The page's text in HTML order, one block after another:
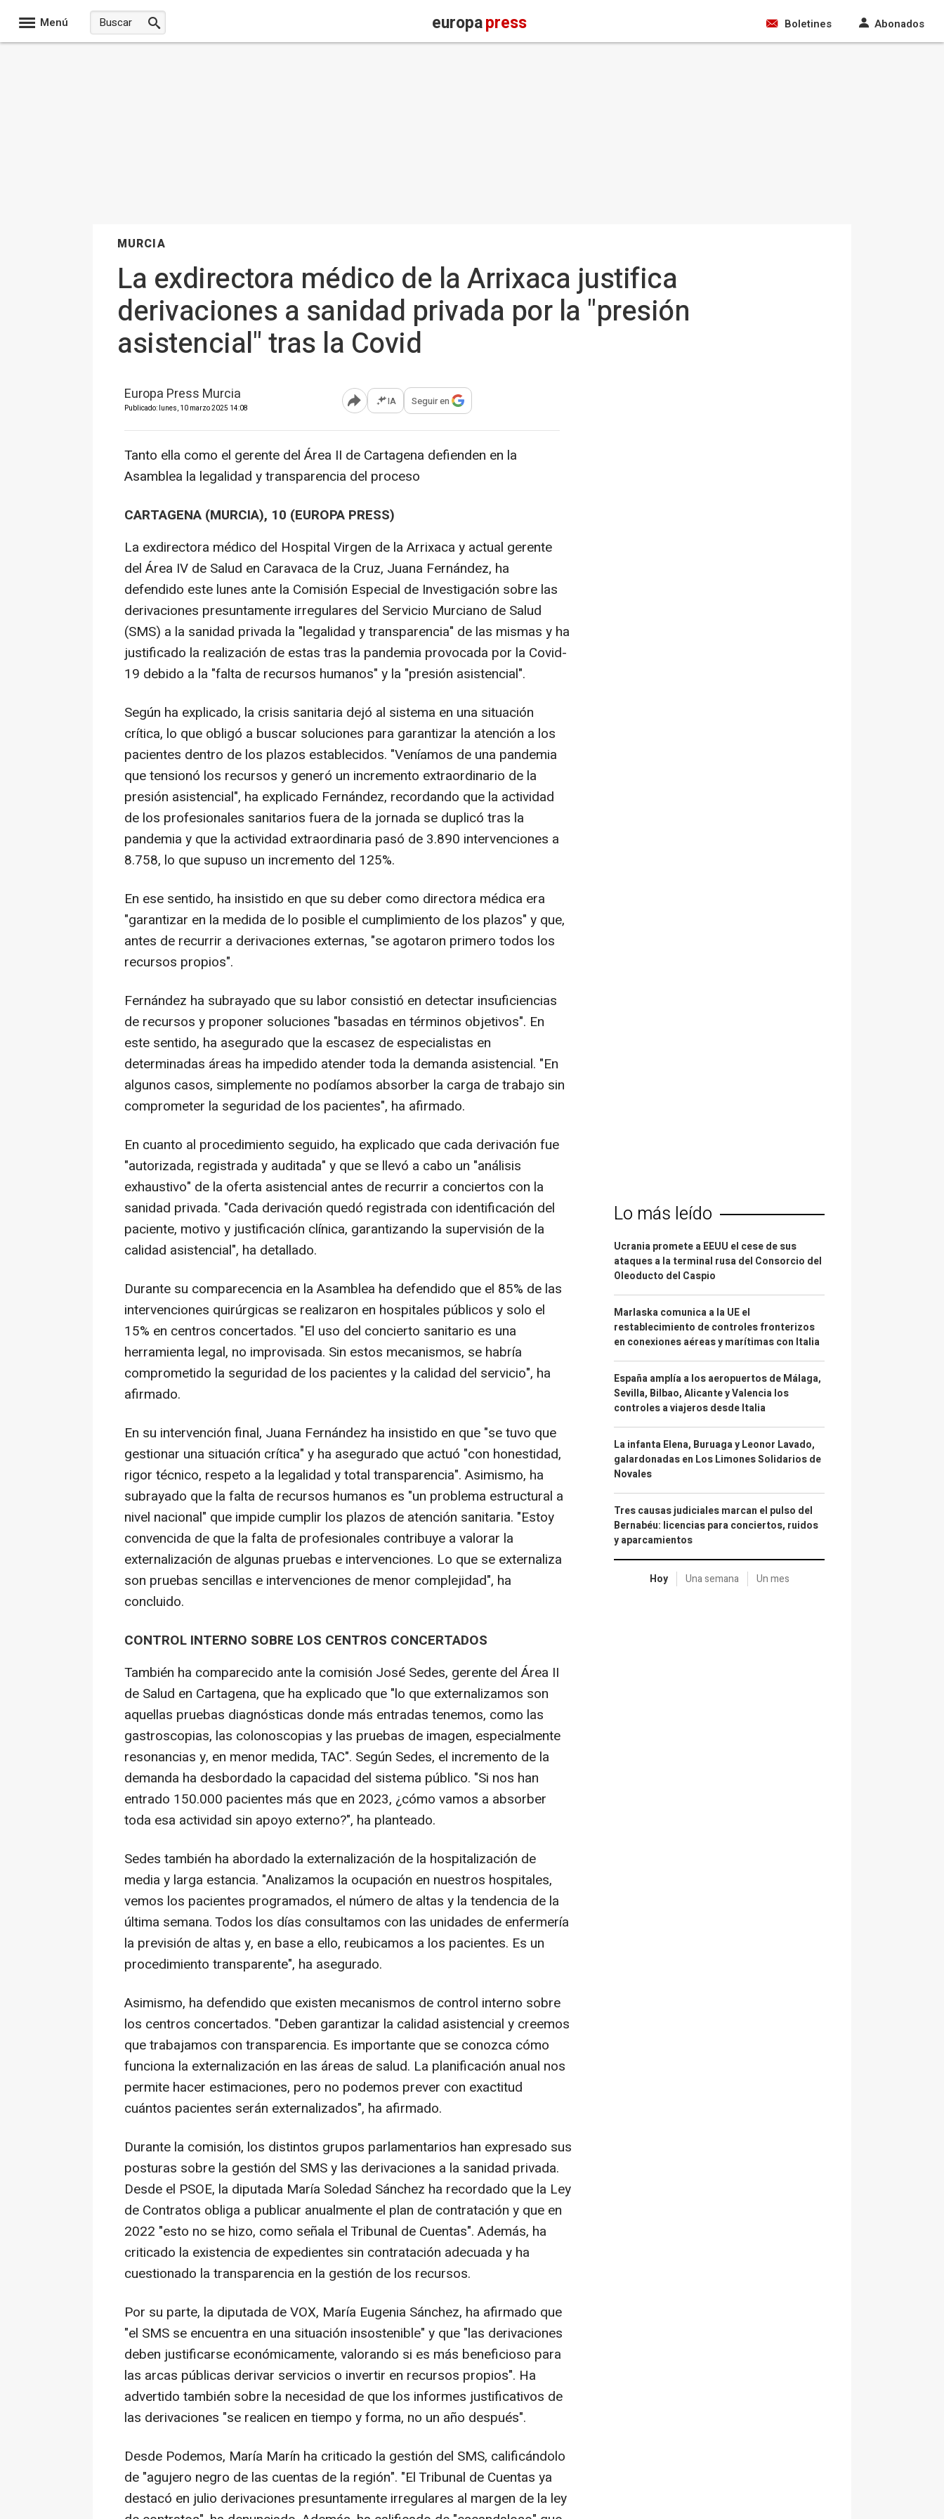
Menú europapress Boletines Abonados
MURCIA
La exdirectora médico de la Arrixaca justifica
derivaciones a sanidad privada por la "presión
asistencial" tras la Covid
Europa Press Murcia
Publicado: lunes, 10 marzo 2025 14:08 Abrir opciones para compartir
IA Seguir en
Tanto ella como el gerente del Área II de Cartagena defienden en la
Asamblea la legalidad y transparencia del proceso
CARTAGENA (MURCIA), 10 (EUROPA PRESS)
La exdirectora médico del Hospital Virgen de la Arrixaca y actual gerente
del Área IV de Salud en Caravaca de la Cruz, Juana Fernández, ha
defendido este lunes ante la Comisión Especial de Investigación sobre las
derivaciones presuntamente irregulares del Servicio Murciano de Salud
(SMS) a la sanidad privada la "legalidad y transparencia" de las mismas y ha
justificado la realización de estas tras la pandemia provocada por la Covid-
19 debido a la "falta de recursos humanos" y la "presión asistencial".
Según ha explicado, la crisis sanitaria dejó al sistema en una situación
crítica, lo que obligó a buscar soluciones para garantizar la atención a los
pacientes dentro de los plazos establecidos. "Veníamos de una pandemia
que tensionó los recursos y generó un incremento extraordinario de la
presión asistencial", ha explicado Fernández, recordando que la actividad
de los profesionales sanitarios fuera de la jornada se duplicó tras la
pandemia y que la actividad extraordinaria pasó de 3.890 intervenciones a
8.758, lo que supuso un incremento del 125%.
En ese sentido, ha insistido en que su deber como directora médica era
"garantizar en la medida de lo posible el cumplimiento de los plazos" y que,
antes de recurrir a derivaciones externas, "se agotaron primero todos los
recursos propios".
Fernández ha subrayado que su labor consistió en detectar insuficiencias
de recursos y proponer soluciones "basadas en términos objetivos". En
este sentido, ha asegurado que la escasez de especialistas en
determinadas áreas ha impedido atender toda la demanda asistencial. "En
algunos casos, simplemente no podíamos absorber la carga de trabajo sin
comprometer la seguridad de los pacientes", ha afirmado.
En cuanto al procedimiento seguido, ha explicado que cada derivación fue
"autorizada, registrada y auditada" y que se llevó a cabo un "análisis
exhaustivo" de la oferta asistencial antes de recurrir a conciertos con la
sanidad privada. "Cada derivación quedó registrada con identificación del
paciente, motivo y justificación clínica, garantizando la supervisión de la
calidad asistencial", ha detallado.
Durante su comparecencia en la Asamblea ha defendido que el 85% de las
intervenciones quirúrgicas se realizaron en hospitales públicos y solo el
15% en centros concertados. "El uso del concierto sanitario es una
herramienta legal, no improvisada. Sin estos mecanismos, se habría
comprometido la seguridad de los pacientes y la calidad del servicio", ha
afirmado.
En su intervención final, Juana Fernández ha insistido en que "se tuvo que
gestionar una situación crítica" y ha asegurado que actuó "con honestidad,
rigor técnico, respeto a la legalidad y total transparencia". Asimismo, ha
subrayado que la falta de recursos humanos es "un problema estructural a
nivel nacional" que impide cumplir los plazos de atención sanitaria. "Estoy
convencida de que la falta de profesionales contribuye a valorar la
externalización de algunas pruebas e intervenciones. Lo que se externaliza
son pruebas sencillas e intervenciones de menor complejidad", ha
concluido.
CONTROL INTERNO SOBRE LOS CENTROS CONCERTADOS
También ha comparecido ante la comisión José Sedes, gerente del Área II
de Salud en Cartagena, que ha explicado que "lo que externalizamos son
aquellas pruebas diagnósticas donde más entradas tenemos, como las
gastroscopias, las colonoscopias y las pruebas de imagen, especialmente
resonancias y, en menor medida, TAC". Según Sedes, el incremento de la
demanda ha desbordado la capacidad del sistema público. "Si nos han
entrado 150.000 pacientes más que en 2023, ¿cómo vamos a absorber
toda esa actividad sin apoyo externo?", ha planteado.
Sedes también ha abordado la externalización de la hospitalización de
media y larga estancia. "Analizamos la ocupación en nuestros hospitales,
vemos los pacientes programados, el número de altas y la tendencia de la
última semana. Todos los días consultamos con las unidades de enfermería
la previsión de altas y, en base a ello, reubicamos a los pacientes. Es un
procedimiento transparente", ha asegurado.
Asimismo, ha defendido que existen mecanismos de control interno sobre
los centros concertados. "Deben garantizar la calidad asistencial y creemos
que trabajamos con transparencia. Es importante que se conozca cómo
funciona la externalización en las áreas de salud. La planificación anual nos
permite hacer estimaciones, pero no podemos prever con exactitud
cuántos pacientes serán externalizados", ha afirmado.
Durante la comisión, los distintos grupos parlamentarios han expresado sus
posturas sobre la gestión del SMS y las derivaciones a la sanidad privada.
Desde el PSOE, la diputada María Soledad Sánchez ha recordado que la Ley
de Contratos obliga a publicar anualmente el plan de contratación y que en
2022 "esto no se hizo, como señala el Tribunal de Cuentas". Además, ha
criticado la existencia de expedientes sin contratación adecuada y ha
cuestionado la transparencia en la gestión de los recursos.
Por su parte, la diputada de VOX, María Eugenia Sánchez, ha afirmado que
"el SMS se encuentra en una situación insostenible" y que "las derivaciones
deben justificarse económicamente, valorando si es más beneficioso para
las arcas públicas derivar servicios o invertir en recursos propios". Ha
advertido también sobre la necesidad de que los informes justificativos de
las derivaciones "se realicen en tiempo y forma, no un año después".
Desde Podemos, María Marín ha criticado la gestión del SMS, calificándolo
de "agujero negro de las cuentas de la región". "El Tribunal de Cuentas ya
destacó en julio derivaciones presuntamente irregulares al margen de la ley
Lo más leído
Ucrania promete a EEUU el cese de sus
ataques a la terminal rusa del Consorcio del
Oleoducto del Caspio
Marlaska comunica a la UE el
restablecimiento de controles fronterizos
en conexiones aéreas y marítimas con Italia
España amplía a los aeropuertos de Málaga,
Sevilla, Bilbao, Alicante y Valencia los
controles a viajeros desde Italia
La infanta Elena, Buruaga y Leonor Lavado,
galardonadas en Los Limones Solidarios de
Novales
Tres causas judiciales marcan el pulso del
Bernabéu: licencias para conciertos, ruidos
y aparcamientos
Hoy Una semana Un mes